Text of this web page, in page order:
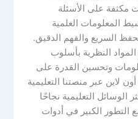
مكثفة على الأسئلة
المعلومات العلمية
السريع والفهم الدقيق.
النظرية بأسلوب
وتحسين القدرة على
لاين عبر منصتنا التعليمية
الوسائل التعليمية نجاحًا
التطور الكبير في أدوات